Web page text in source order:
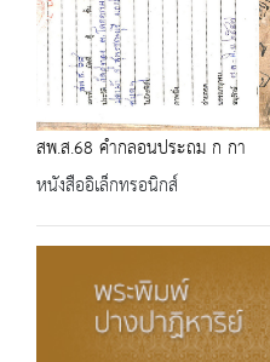
สพ.ส.68 คำกลอนประถม ก กา
หนังสืออิเล็กทรอนิกส์